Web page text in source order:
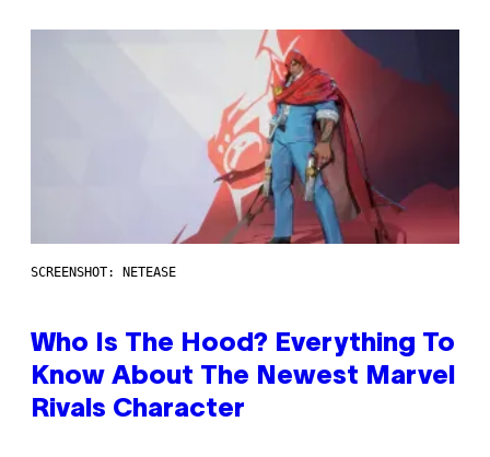
SCREENSHOT: NETEASE
Who Is The Hood? Everything To
Know About The Newest Marvel
Rivals Character